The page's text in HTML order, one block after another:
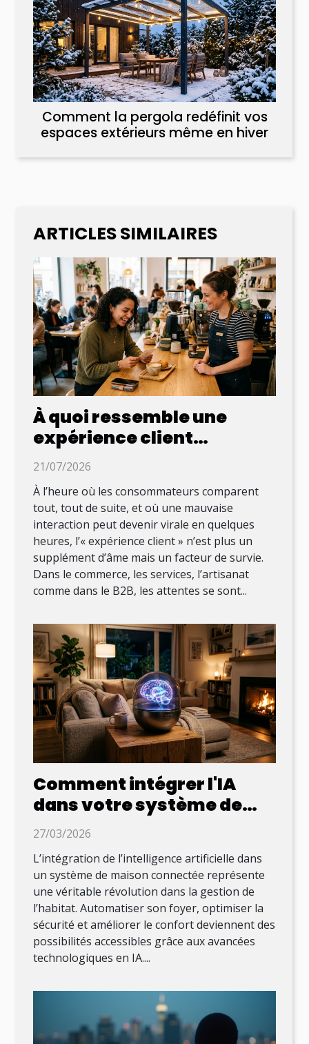
Comment la pergola redéfinit vos
espaces extérieurs même en hiver
ARTICLES SIMILAIRES
À quoi ressemble une
expérience client
mémorable au XXIe siècle
21/07/2026
À l’heure où les consommateurs comparent
tout, tout de suite, et où une mauvaise
interaction peut devenir virale en quelques
heures, l’« expérience client » n’est plus un
supplément d’âme mais un facteur de survie.
Dans le commerce, les services, l’artisanat
comme dans le B2B, les attentes se sont...
Comment intégrer l'IA
dans votre système de
maison connectée ?
27/03/2026
L’intégration de l’intelligence artificielle dans
un système de maison connectée représente
une véritable révolution dans la gestion de
l’habitat. Automatiser son foyer, optimiser la
sécurité et améliorer le confort deviennent des
possibilités accessibles grâce aux avancées
technologiques en IA....